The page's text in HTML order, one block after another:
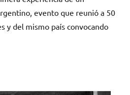
evento que reunió a 50
y del mismo país convocando